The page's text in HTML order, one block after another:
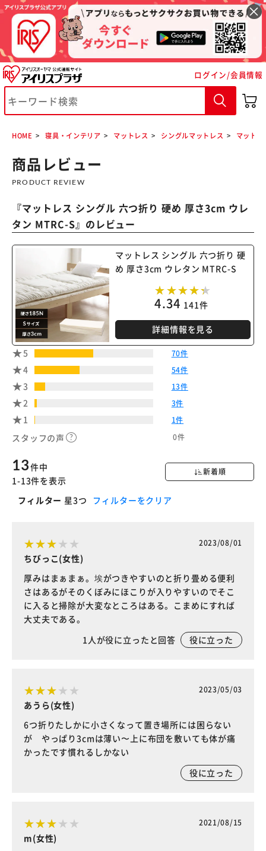
ログイン/会員情報
HOME 寝具・インテリア マットレス シングルマットレス マット
商品レビュー
PRODUCT REVIEW
『マットレス シングル 六つ折り 硬め 厚さ3cm ウレ
タン MTRC-S』のレビュー
マットレス シングル 六つ折り 硬
め 厚さ3cm ウレタン MTRC-S
4.34 141件
詳細情報を見る
5 70件
4 54件
3 13件
2 3件
1 1件
スタッフの声 0件
新着順
13件中
1-13件を表示
フィルター 星3つ フィルターをクリア
2023/08/01
ちびっこ(女性)
厚みはまぁまぁ。埃がつきやすいのと折り畳める便利
さはあるがそのくぼみにほこりが入りやすいのでそこ
に入ると掃除が大変なところはある。こまめにすれば
大丈夫である。
1人が役に立ったと回答 役に立った
2023/05/03
あうら(女性)
6つ折りたしかに小さくなって置き場所には困らない
が やっぱり3cmは薄い〜上に布団を敷いても体が痛
かったです慣れるしかない
役に立った
2021/08/15
m(女性)
※ご確認ください